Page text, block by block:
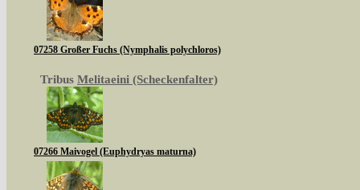
07258 Großer Fuchs (Nymphalis polychloros)
Tribus Melitaeini (Scheckenfalter)
07266 Maivogel (Euphydryas maturna)